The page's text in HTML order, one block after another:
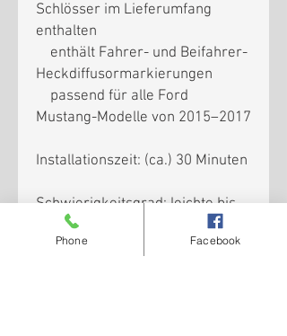
Schlösser im Lieferumfang
enthalten
enthält Fahrer- und Beifahrer-
Heckdiffusormarkierungen
passend für alle Ford
Mustang-Modelle von 2015–2017
Installationszeit: (ca.) 30 Minuten
Schwierigkeitsgrad: leichte bis
mittlere mechanische
Fähigkeiten erforderlich.
Phone Facebook